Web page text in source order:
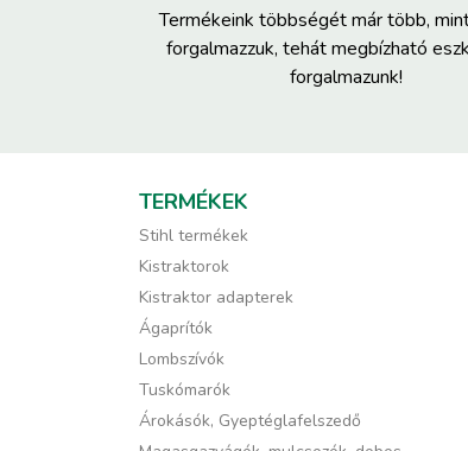
Termékeink többségét már több,
forgalmazzuk, tehát megbízható
forgalmazunk!
TERMÉKEK
Stihl termékek
Kistraktorok
Kistraktor adapterek
Ágaprítók
Lombszívók
Tuskómarók
Árokásók, Gyeptéglafelszedő